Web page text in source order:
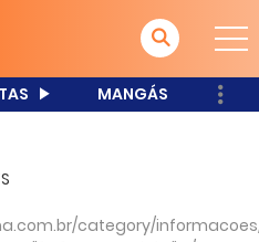
MANGÁS
category/informacoes/